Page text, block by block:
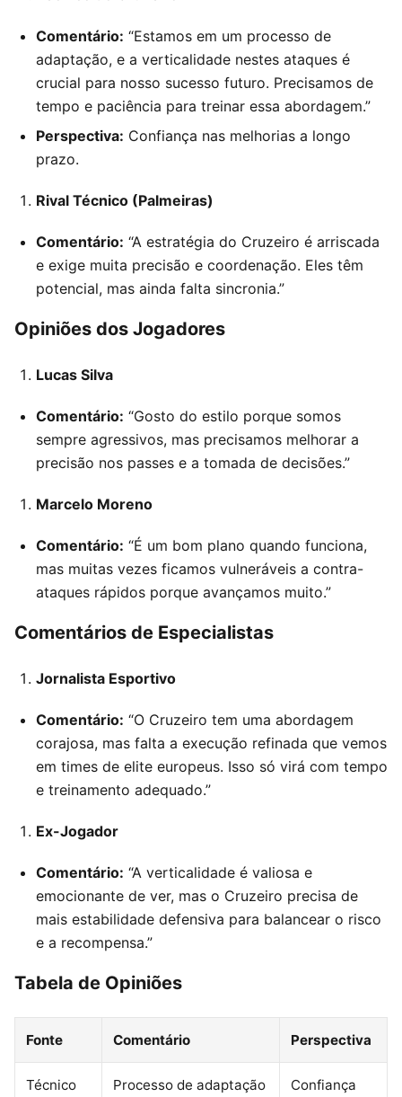
Comentário: “Estamos em um processo de
adaptação, e a verticalidade nestes ataques é
crucial para nosso sucesso futuro. Precisamos de
tempo e paciência para treinar essa abordagem.”
Perspectiva: Confiança nas melhorias a longo
prazo.
Rival Técnico (Palmeiras)
Comentário: “A estratégia do Cruzeiro é arriscada
e exige muita precisão e coordenação. Eles têm
potencial, mas ainda falta sincronia.”
Opiniões dos Jogadores
Lucas Silva
Comentário: “Gosto do estilo porque somos
sempre agressivos, mas precisamos melhorar a
precisão nos passes e a tomada de decisões.”
Marcelo Moreno
Comentário: “É um bom plano quando funciona,
mas muitas vezes ficamos vulneráveis a contra-
ataques rápidos porque avançamos muito.”
Comentários de Especialistas
Jornalista Esportivo
Comentário: “O Cruzeiro tem uma abordagem
corajosa, mas falta a execução refinada que vemos
em times de elite europeus. Isso só virá com tempo
e treinamento adequado.”
Ex-Jogador
Comentário: “A verticalidade é valiosa e
emocionante de ver, mas o Cruzeiro precisa de
mais estabilidade defensiva para balancear o risco
e a recompensa.”
Tabela de Opiniões
Fonte Comentário Perspectiva
Técnico
Processo de adaptação
Confiança